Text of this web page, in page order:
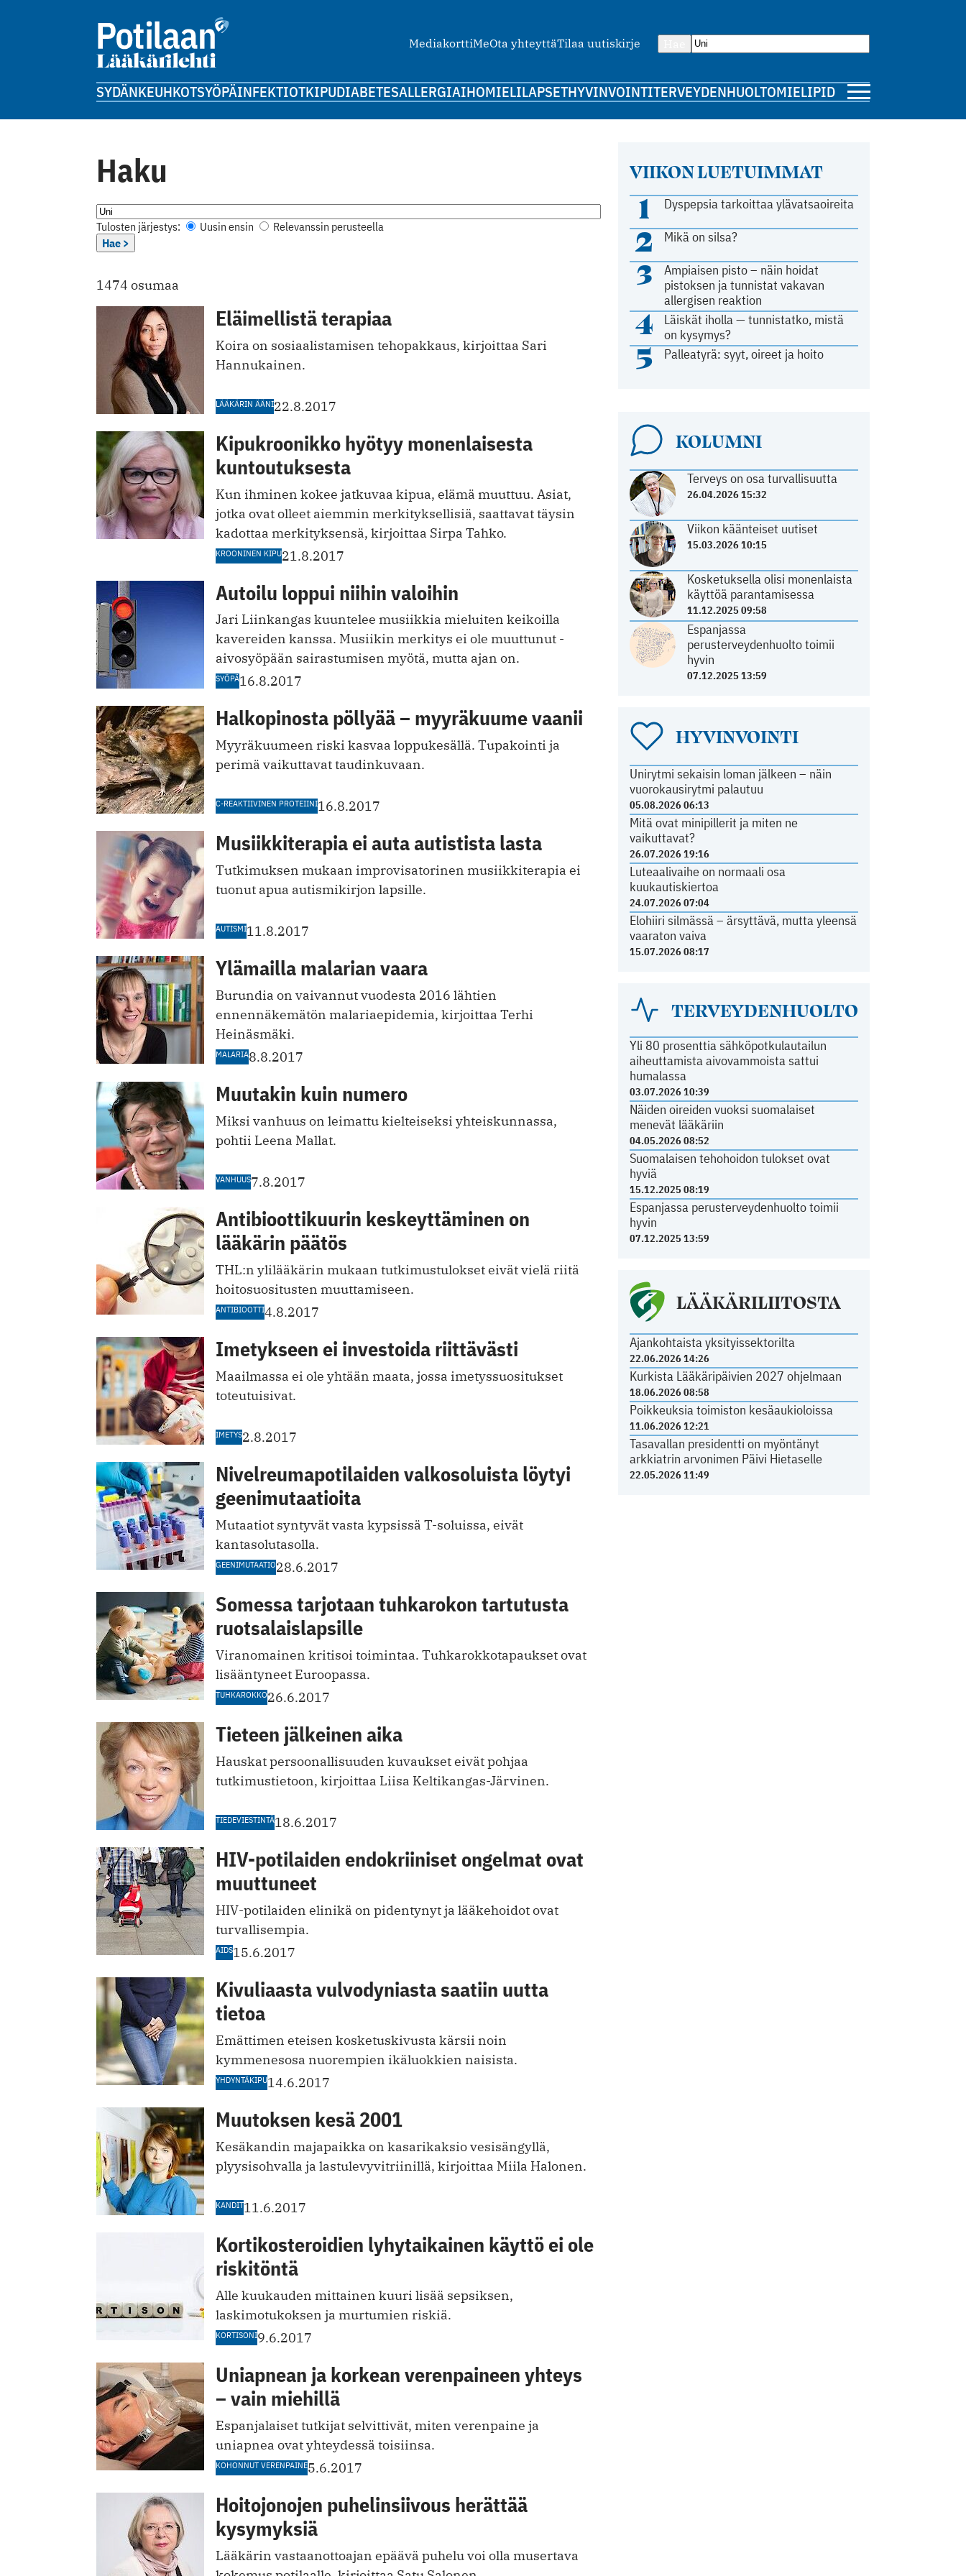
MediakorttiMeOta yhteyttäTilaa uutiskirje
SYDÄNKEUHKOTSYÖPÄINFEKTIOTKIPUDIABETESALLERGIAIHOMIELILAPSETHYVINVOINTITERVEYDENHUOLTOMIELIPIDE
Haku
Tulosten järjestys: Uusin ensin
Relevanssin perusteella
Hae >
1474 osumaa
Eläimellistä terapiaa
Koira on sosiaalistamisen tehopakkaus, kirjoittaa Sari
Hannukainen.
LÄÄKÄRIN ÄÄNI22.8.2017
Kipukroonikko hyötyy monenlaisesta
kuntoutuksesta
Kun ihminen kokee jatkuvaa kipua, elämä muuttuu. Asiat,
jotka ovat olleet aiemmin merkityksellisiä, saattavat täysin
kadottaa merkityksensä, kirjoittaa Sirpa Tahko.
KROONINEN KIPU21.8.2017
Autoilu loppui niihin valoihin
Jari Liinkangas ­kuuntelee musiikkia mieluiten keikoilla
kavereiden kanssa. Musiikin merkitys ei ole muuttunut ­
aivosyöpään ­sairastumisen myötä, mutta ajan on.
SYÖPÄ16.8.2017
Halkopinosta pöllyää – myyräkuume vaanii
Myyräkuumeen riski kasvaa loppukesällä. Tupakointi ja
perimä vaikuttavat taudinkuvaan.
C-REAKTIIVINEN PROTEIINI16.8.2017
Musiikkiterapia ei auta autistista lasta
Tutkimuksen mukaan improvisatorinen musiikkiterapia ei
tuonut apua autismikirjon lapsille.
AUTISMI11.8.2017
Ylämailla malarian vaara
Burundia on vaivannut vuodesta 2016 lähtien
ennennäkemätön malariaepidemia, kirjoittaa Terhi
Heinäsmäki.
MALARIA8.8.2017
Muutakin kuin numero
Miksi vanhuus on leimattu kielteiseksi yhteiskunnassa,
pohtii Leena Mallat.
VANHUUS7.8.2017
Antibioottikuurin keskeyttäminen on
lääkärin päätös
THL:n ylilääkärin mukaan tutkimustulokset eivät vielä riitä
hoitosuositusten muuttamiseen.
ANTIBIOOTTI4.8.2017
Imetykseen ei investoida riittävästi
Maailmassa ei ole yhtään maata, jossa imetyssuositukset
toteutuisivat.
IMETYS2.8.2017
Nivelreumapotilaiden valkosoluista löytyi
geenimutaatioita
Mutaatiot syntyvät vasta kypsissä T-soluissa, eivät
kantasolutasolla.
GEENIMUTAATIO28.6.2017
Somessa tarjotaan tuhkarokon tartutusta
ruotsalaislapsille
Viranomainen kritisoi toimintaa. Tuhkarokkotapaukset ovat
lisääntyneet Euroopassa.
TUHKAROKKO26.6.2017
Tieteen jälkeinen aika
Hauskat persoonallisuuden kuvaukset eivät pohjaa
tutkimustietoon, kirjoittaa Liisa Keltikangas-Järvinen.
TIEDEVIESTINTÄ18.6.2017
HIV-potilaiden endokriiniset ongelmat ovat
muuttuneet
HIV-potilaiden elinikä on pidentynyt ja lääkehoidot ovat
turvallisempia.
AIDS15.6.2017
Kivuliaasta vulvodyniasta saatiin uutta
tietoa
Emättimen eteisen kosketuskivusta kärsii noin
kymmenesosa nuorempien ikäluokkien naisista.
YHDYNTÄKIPU14.6.2017
Muutoksen kesä 2001
Kesäkandin majapaikka on kasarikaksio vesisängyllä,
plyysisohvalla ja lastulevyvitriinillä, kirjoittaa Miila Halonen.
KANDIT11.6.2017
Kortikosteroidien lyhytaikainen käyttö ei ole
riskitöntä
Alle kuukauden mittainen kuuri lisää sepsiksen,
laskimotukoksen ja murtumien riskiä.
KORTISONI9.6.2017
Uniapnean ja korkean verenpaineen yhteys
– vain miehillä
Espanjalaiset tutkijat selvittivät, miten verenpaine ja
uniapnea ovat yhteydessä toisiinsa.
KOHONNUT VERENPAINE5.6.2017
Hoitojonojen puhelinsiivous herättää
kysymyksiä
Lääkärin vastaanottoajan epäävä puhelu voi olla musertava
VIIKON LUETUIMMAT
1 Dyspepsia tarkoittaa ylävatsaoireita
2 Mikä on silsa?
3
Ampiaisen pisto – näin hoidat
pistoksen ja tunnistat vakavan
allergisen reaktion
4
Läiskät iholla — tunnistatko, mistä
on kysymys?
5 Palleatyrä: syyt, oireet ja hoito
KOLUMNI
Terveys on osa turvallisuutta
26.04.2026 15:32
Viikon käänteiset uutiset
15.03.2026 10:15
Kosketuksella olisi monenlaista
käyttöä parantamisessa
11.12.2025 09:58
Espanjassa
perusterveydenhuolto toimii
hyvin
07.12.2025 13:59
HYVINVOINTI
Unirytmi sekaisin loman jälkeen – näin
vuorokausirytmi palautuu
05.08.2026 06:13
Mitä ovat minipillerit ja miten ne
vaikuttavat?
26.07.2026 19:16
Luteaalivaihe on normaali osa
kuukautiskiertoa
24.07.2026 07:04
Elohiiri silmässä – ärsyttävä, mutta yleensä
vaaraton vaiva
15.07.2026 08:17
TERVEYDENHUOLTO
Yli 80 prosenttia sähköpotkulautailun
aiheuttamista aivovammoista sattui
humalassa
03.07.2026 10:39
Näiden oireiden vuoksi suomalaiset
menevät lääkäriin
04.05.2026 08:52
Suomalaisen tehohoidon tulokset ovat
hyviä
15.12.2025 08:19
Espanjassa perusterveydenhuolto toimii
hyvin
07.12.2025 13:59
LÄÄKÄRILIITOSTA
Ajankohtaista yksityissektorilta
22.06.2026 14:26
Kurkista Lääkäripäivien 2027 ohjelmaan
18.06.2026 08:58
Poikkeuksia toimiston kesäaukioloissa
11.06.2026 12:21
Tasavallan presidentti on myöntänyt
arkkiatrin arvonimen Päivi Hietaselle
22.05.2026 11:49